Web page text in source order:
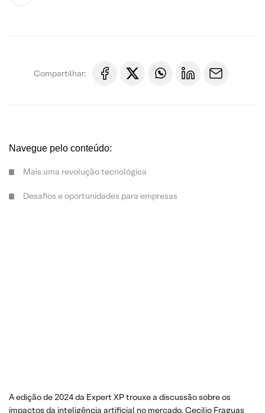
Compartilhar:
Navegue pelo conteúdo:
Mais uma revolução tecnológica
Desafios e oportunidades para empresas
A edição de 2024 da Expert XP trouxe a discussão sobre os
impactos da inteligência artificial no mercado. Cecilio Fraguas